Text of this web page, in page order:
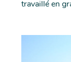
travaillé en